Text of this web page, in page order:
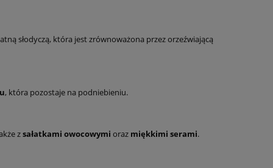
słodyczą, która jest zrównoważona przez orzeźwiającą
, która pozostaje na podniebieniu.
zsałatkami owocowymi oraz miękkimi serami.